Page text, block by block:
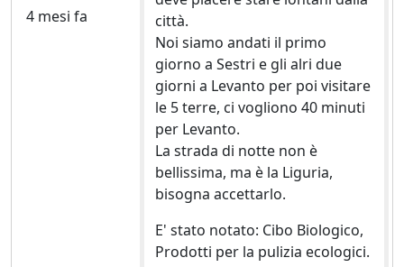
4 mesi fa
città.
Noi siamo andati il primo
giorno a Sestri e gli alri due
giorni a Levanto per poi visitare
le 5 terre, ci vogliono 40 minuti
per Levanto.
La strada di notte non è
bellissima, ma è la Liguria,
bisogna accettarlo.
E' stato notato: Cibo Biologico,
Prodotti per la pulizia ecologici.